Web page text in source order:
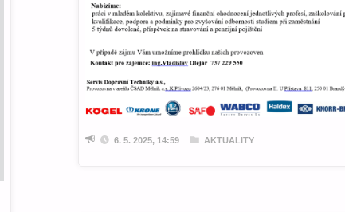
6. 5. 2025, 14:59 AKTUALITY